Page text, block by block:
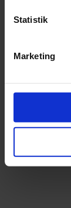
Statistik
Marketing